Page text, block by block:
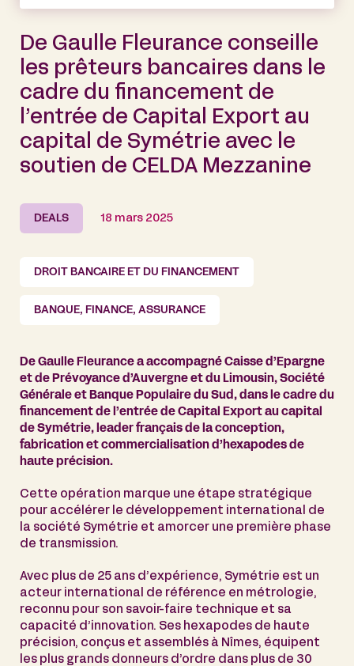
De Gaulle Fleurance conseille
les prêteurs bancaires dans le
cadre du financement de
l’entrée de Capital Export au
capital de Symétrie avec le
soutien de CELDA Mezzanine
DEALS 18 mars 2025
DROIT BANCAIRE ET DU FINANCEMENT
BANQUE, FINANCE, ASSURANCE
De Gaulle Fleurance a accompagné Caisse d’Epargne
et de Prévoyance d’Auvergne et du Limousin, Société
Générale et Banque Populaire du Sud, dans le cadre du
financement de l’entrée de Capital Export au capital
de Symétrie, leader français de la conception,
fabrication et commercialisation d’hexapodes de
haute précision.
Cette opération marque une étape stratégique
pour accélérer le développement international de
la société Symétrie et amorcer une première phase
de transmission.
Avec plus de 25 ans d’expérience, Symétrie est un
acteur international de référence en métrologie,
reconnu pour son savoir-faire technique et sa
capacité d’innovation. Ses hexapodes de haute
précision, conçus et assemblés à Nîmes, équipent
les plus grands donneurs d’ordre dans plus de 30